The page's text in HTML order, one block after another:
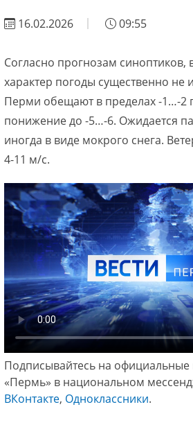
16.02.2026 09:55
Согласно прогнозам синоптиков,
характер погоды существенно не
Перми обещают в пределах -1…-2
понижение до -5…-6. Ожидается
иногда в виде мокрого снега.
4-11 м/с.
Подписывайтесь на официальные
«Пермь» в национальном
ВКонтакте, Одноклассники.